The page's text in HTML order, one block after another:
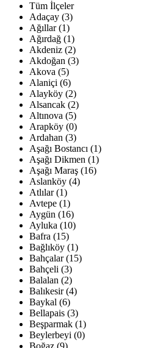
Tüm İlçeler
Adaçay (3)
Ağıllar (1)
Ağırdağ (1)
Akdeniz (2)
Akdoğan (3)
Akova (5)
Alaniçi (6)
Alayköy (2)
Alsancak (2)
Altınova (5)
Arapköy (0)
Ardahan (3)
Aşağı Bostancı (1)
Aşağı Dikmen (1)
Aşağı Maraş (16)
Aslanköy (4)
Atlılar (1)
Avtepe (1)
Aygün (16)
Ayluka (10)
Bafra (15)
Bağlıköy (1)
Bahçalar (15)
Bahçeli (3)
Balalan (2)
Balıkesir (4)
Baykal (6)
Bellapais (3)
Beşparmak (1)
Beylerbeyi (0)